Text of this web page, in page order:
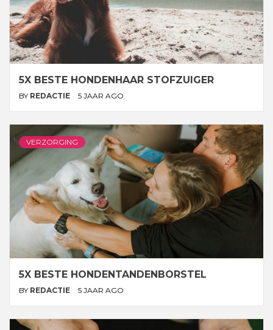
5X BESTE HONDENHAAR STOFZUIGER
BY REDACTIE 5 JAAR AGO
VERZORGING
5X BESTE HONDENTANDENBORSTEL
BY REDACTIE 5 JAAR AGO